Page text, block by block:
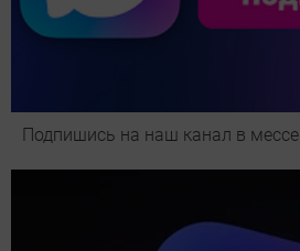
Подпишись на наш канал в